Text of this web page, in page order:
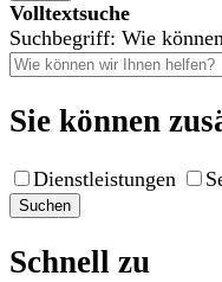
Volltextsuche
Suchbegriff: Wie
Sie können
Dienstleistungen
Suchen
Schnell zu